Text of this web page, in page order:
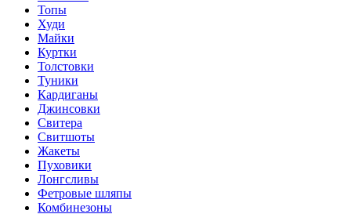
Топы
Худи
Майки
Куртки
Толстовки
Туники
Кардиганы
Джинсовки
Свитера
Свитшоты
Жакеты
Пуховики
Лонгсливы
Фетровые шляпы
Комбинезоны